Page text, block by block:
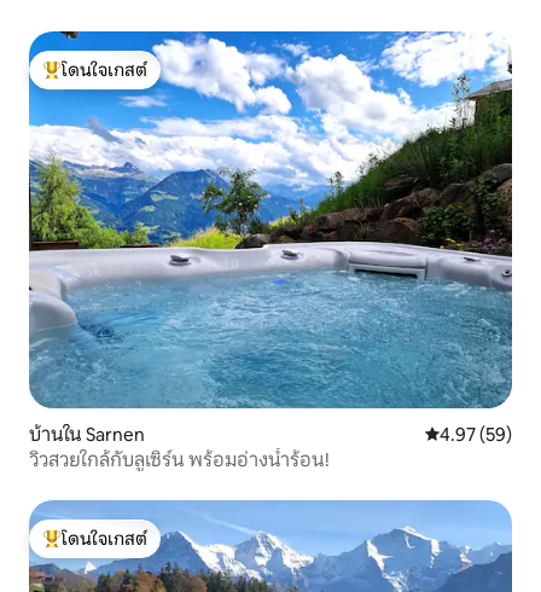
โดนใจเกสต์ที่สุด
โดนใจเกสต์
บ้านใน Sarnen คะแนนเฉลี่ย
4.97 (59)
วิวสวยใกล้กับลูเซิร์น พร้อมอ่างน้ำร้อน!
โดนใจเกสต์ที่สุด
โดนใจเกสต์